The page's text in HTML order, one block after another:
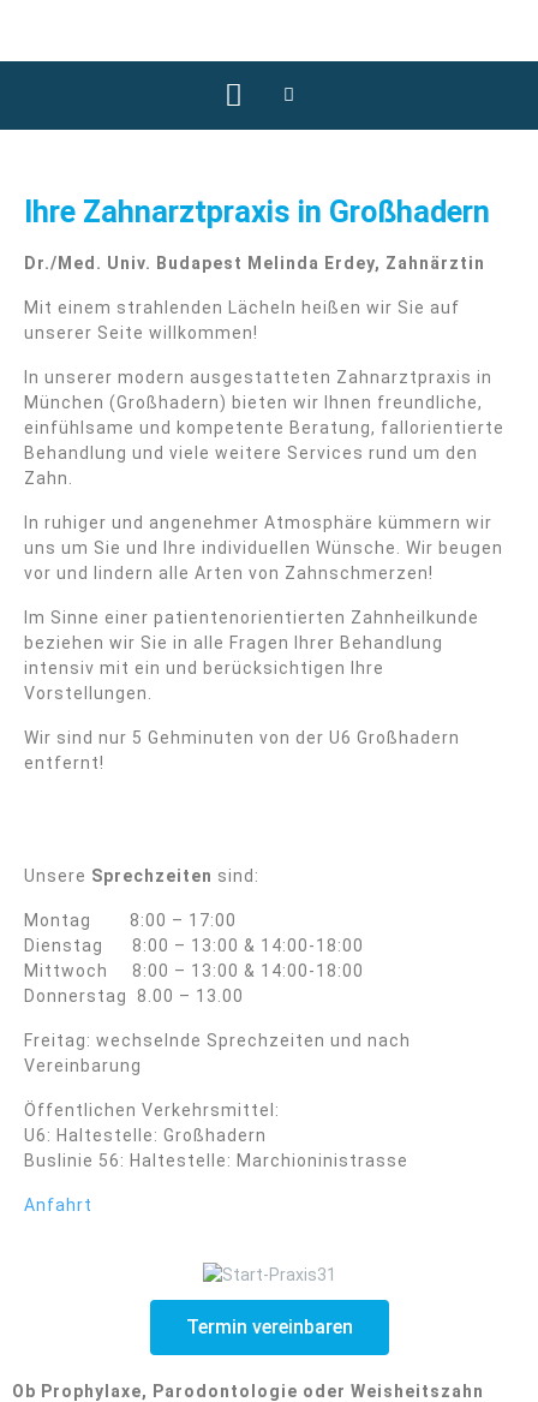
Ihre Zahnarztpraxis in Großhadern
Dr./Med. Univ. Budapest Melinda Erdey, Zahnärztin
Mit einem strahlenden Lächeln heißen wir Sie auf
unserer Seite willkommen!
In unserer modern ausgestatteten Zahnarztpraxis in
München (Großhadern) bieten wir Ihnen freundliche,
einfühlsame und kompetente Beratung, fallorientierte
Behandlung und viele weitere Services rund um den
Zahn.
In ruhiger und angenehmer Atmosphäre kümmern wir
uns um Sie und Ihre individuellen Wünsche. Wir beugen
vor und lindern alle Arten von Zahnschmerzen!
Im Sinne einer patientenorientierten Zahnheilkunde
beziehen wir Sie in alle Fragen Ihrer Behandlung
intensiv mit ein und berücksichtigen Ihre
Vorstellungen.
Wir sind nur 5 Gehminuten von der U6 Großhadern
entfernt!
Unsere Sprechzeiten sind:
Montag 8:00 – 17:00
Dienstag 8:00 – 13:00 & 14:00-18:00
Mittwoch 8:00 – 13:00 & 14:00-18:00
Donnerstag 8.00 – 13.00
Freitag: wechselnde Sprechzeiten und nach
Vereinbarung
Öffentlichen Verkehrsmittel:
U6: Haltestelle: Großhadern
Buslinie 56: Haltestelle: Marchioninistrasse
Anfahrt
Termin vereinbaren
Ob Prophylaxe, Parodontologie oder Weisheitszahn